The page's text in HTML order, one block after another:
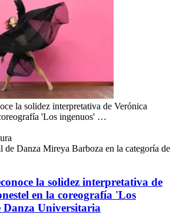
la solidez interpretativa de Verónica
'Los ingenuos' …
de Danza Mireya Barboza en la categoría de
la solidez interpretativa de
en la coreografía 'Los
Danza Universitaria